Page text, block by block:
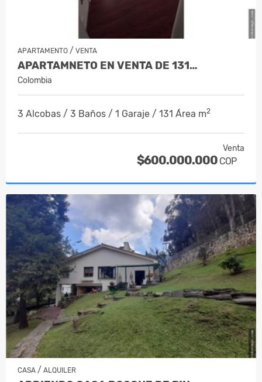
APARTAMENTO / VENTA
APARTAMNETO EN VENTA DE 131…
Colombia
3 Alcobas / 3 Baños / 1 Garaje / 131 Área m2
Venta
$600.000.000 COP
CASA / ALQUILER